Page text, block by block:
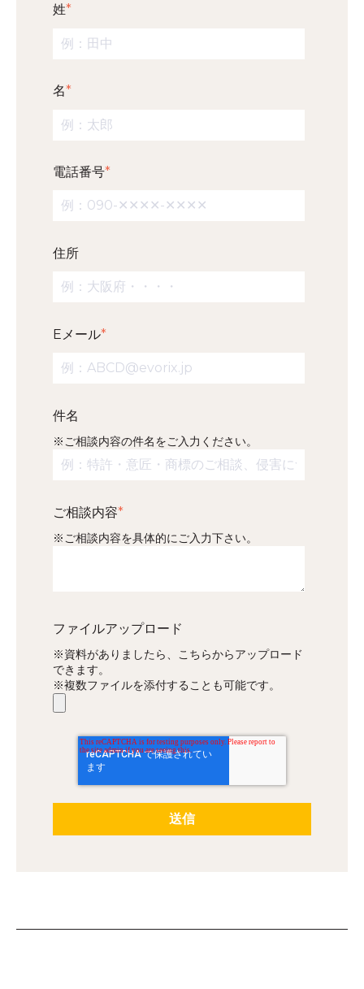
姓*
名*
電話番号*
住所
Eメール*
件名
※ご相談内容の件名をご入力ください。
ご相談内容*
※ご相談内容を具体的にご入力下さい。
ファイルアップロード
※資料がありましたら、こちらからアップロード
できます。
※複数ファイルを添付することも可能です。